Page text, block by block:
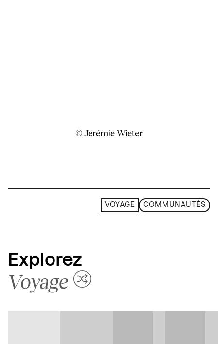
© Jérémie Wieter
VOYAGE COMMUNAUTÉS
Explorez
Voyage